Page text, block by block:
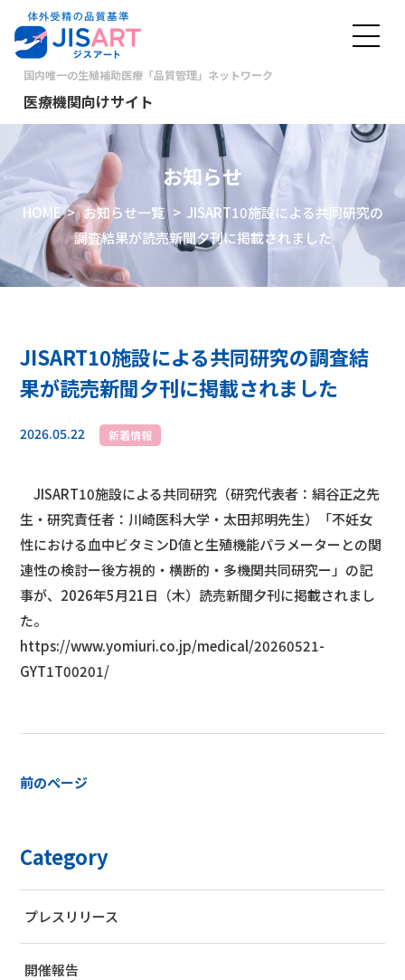
国内唯一の生殖補助医療「品質管理」ネットワーク
医療機関向けサイト
お知らせ
HOME>お知らせ一覧> JISART10施設による共同研究の
調査結果が読売新聞夕刊に掲載されました
JISART10施設による共同研究の調査結
果が読売新聞夕刊に掲載されました
2026.05.22 新着情報
JISART10施設による共同研究（研究代表者：絹谷正之先
生・研究責任者：川崎医科大学・太田邦明先生）「不妊女
性における血中ビタミンD値と生殖機能パラメーターとの関
連性の検討ー後方視的・横断的・多機関共同研究ー」の記
事が、2026年5月21日（木）読売新聞夕刊に掲載されまし
た。
https://www.yomiuri.co.jp/medical/20260521-
GYT1T00201/
前のページ
Category
プレスリリース
開催報告